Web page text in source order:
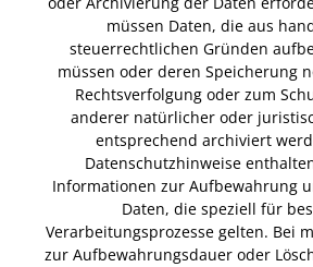
müssen Daten, die aus
steuerrechtlichen Gründen
müssen oder deren Speicherung
Rechtsverfolgung oder zum
anderer natürlicher oder
entsprechend archiviert
Datenschutzhinweise
Informationen zur Aufbewahrung
Daten, die speziell für
Verarbeitungsprozesse gelten. Bei
zur Aufbewahrungsdauer oder